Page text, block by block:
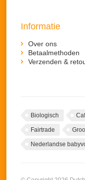
Informatie
Over ons
Betaalmethoden
Verzenden &
Biologisch
Fairtrade
Nederlandse